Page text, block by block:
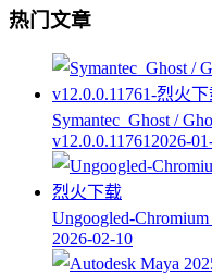
热门文章
Symantec_Ghost /
v12.0.0.11761 2026-
Ungoogled-
2026-02-10